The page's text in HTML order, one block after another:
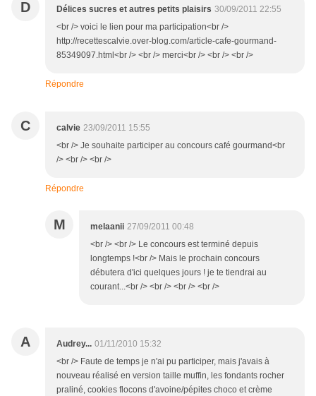
D Délices sucres et autres petits plaisirs 30/09/2011 22:55
<br /> voici le lien pour ma participation<br />
http://recettescalvie.over-blog.com/article-cafe-gourmand-
85349097.html<br /> <br /> merci<br /> <br /> <br />
Répondre
C calvie 23/09/2011 15:55
<br /> Je souhaite participer au concours café gourmand<br
/> <br /> <br />
Répondre
M melaanii 27/09/2011 00:48
<br /> <br /> Le concours est terminé depuis
longtemps !<br /> Mais le prochain concours
débutera d'ici quelques jours ! je te tiendrai au
courant...<br /> <br /> <br /> <br />
A Audrey... 01/11/2010 15:32
<br /> Faute de temps je n'ai pu participer, mais j'avais à
nouveau réalisé en version taille muffin, les fondants rocher
praliné, cookies flocons d'avoine/pépites choco et crème